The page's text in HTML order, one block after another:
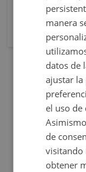
manera
datos de
ajustar la
el uso de
de
visitando
obtener